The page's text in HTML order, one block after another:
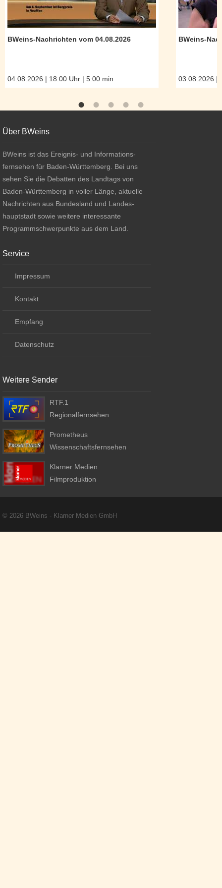
BWeins-Nachrichten vom 04.08.2026
04.08.2026 | 18.00 Uhr | 5:00 min
BWeins-
03.08.2026 |
© 2026 BWeins - Klarner Medien GmbH
About BWeins
Über BWeins
BWeins ist das Ereignis- und Informations-
fernsehen für Baden-Württemberg. Bei uns
sehen Sie die Debatten des Landtags von
Baden-Württemberg in voller Länge, aktuelle
Nachrichten aus Bundesland und Landes-
hauptstadt sowie weitere interessante
Programmschwerpunkte aus dem Land.
Service
Impressum
Kontakt
Empfang
Datenschutz
Weitere Sender
RTF.1
Regionalfernsehen
Prometheus
Wissenschaftsfernsehen
Klarner Medien
Filmproduktion